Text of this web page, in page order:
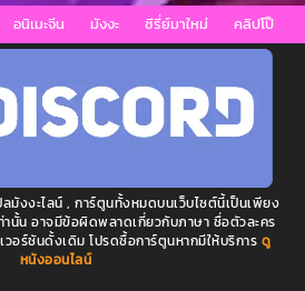
ตอนที่ 96
ตอนที่ 94
พฤษภาคม 19, 2023
ตอนที่ 90
เมษายน 28, 2023
อนิเมะจีน มังงะ ซีรี่ย์มาใหม่ คลิปโป๊
มังงะไลน์ , การ์ตูนทั้งหมดบนเว็บไซต์นี้เป็นเพียง
นั้น อาจมีข้อผิดพลาดเกี่ยวกับภาษา ชื่อตัวละคร
วอร์ชันดั้งเดิม โปรดซื้อการ์ตูนหากมีให้บริการ ดู
หนังออนไลน์